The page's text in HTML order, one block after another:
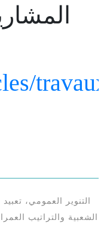
التنوير العمومي،
الشعبية والتراتيب